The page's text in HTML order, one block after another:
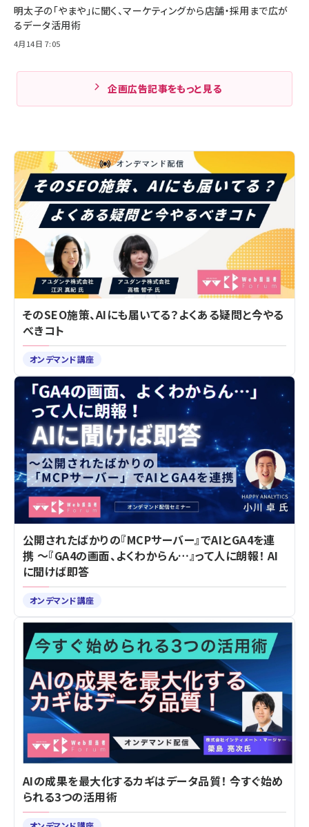
明太子の「やまや」に聞く、マーケティングから店舗・採用まで広が
るデータ活用術
4月14日 7:05
企画広告記事をもっと見る
そのSEO施策、AIにも届いてる？よくある疑問と今やる
べきコト
オンデマンド講座
公開されたばかりの『MCPサーバー』でAIとGA4を連
携 ～『GA4の画面、よくわからん…』って人に朗報！ AI
に聞けば即答
オンデマンド講座
AIの成果を最大化するカギはデータ品質！ 今すぐ始め
られる3つの活用術